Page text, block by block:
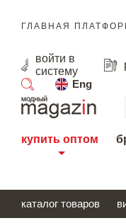
ГЛАВНАЯ
войти в
систему
Eng
поиск
купить оптом
каталог товаров